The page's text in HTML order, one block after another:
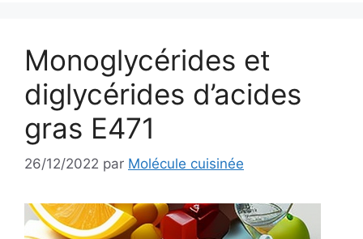
Monoglycérides et
diglycérides d’acides
gras E471
26/12/2022 par Molécule cuisinée